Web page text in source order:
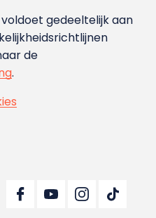
gedeeltelijk aan
de
.